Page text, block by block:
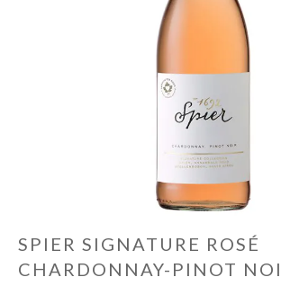
Alcoholvrije dranken
Geels Witteke De Maan's Jenever
SPIER SIGNATURE ROSÉ
CHARDONNAY-PINOT